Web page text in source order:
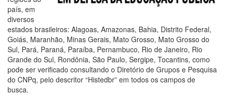
país, em
diversos
estados brasileiros: Alagoas, Amazonas, Bahia, Distrito Federal,
Goiás, Maranhão, Minas Gerais, Mato Grosso, Mato Grosso do
Sul, Pará, Paraná, Paraíba, Pernambuco, Rio de Janeiro, Rio
Grande do Sul, Rondônia, São Paulo, Sergipe, Tocantins, como
pode ser verificado consultando o Diretório de Grupos e Pesquisa
do CNPq, pelo descritor “Histedbr” em todos os campos de
busca.